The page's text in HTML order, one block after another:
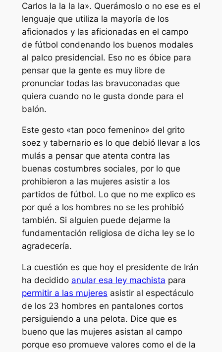
Carlos la la la la». Querámoslo o no ese es el
lenguaje que utiliza la mayoría de los
aficionados y las aficionadas en el campo
de fútbol condenando los buenos modales
al palco presidencial. Eso no es óbice para
pensar que la gente es muy libre de
pronunciar todas las bravuconadas que
quiera cuando no le gusta donde para el
balón.
Este gesto «tan poco femenino» del grito
soez y tabernario es lo que debió llevar a los
mulás a pensar que atenta contra las
buenas costumbres sociales, por lo que
prohibieron a las mujeres asistir a los
partidos de fútbol. Lo que no me explico es
por qué a los hombres no se les prohibió
también. Si alguien puede dejarme la
fundamentación religiosa de dicha ley se lo
agradecería.
La cuestión es que hoy el presidente de Irán
ha decidido anular esa ley machista para
permitir a las mujeres asistir al espectáculo
de los 23 hombres en pantalones cortos
persiguiendo a una pelota. Dice que es
bueno que las mujeres asistan al campo
porque eso promueve valores como el de la